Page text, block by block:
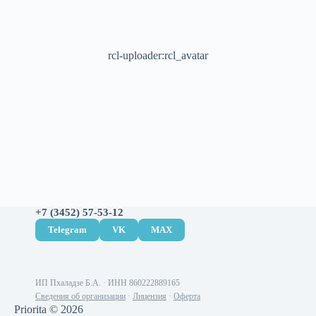
rcl-uploader:rcl_avatar
+7 (3452) 57-53-12
Telegram VK MAX
ИП Пхаладзе Б.А. · ИНН 860222889165
Сведения об организации · Лицензия · Оферта
Priorita © 2026